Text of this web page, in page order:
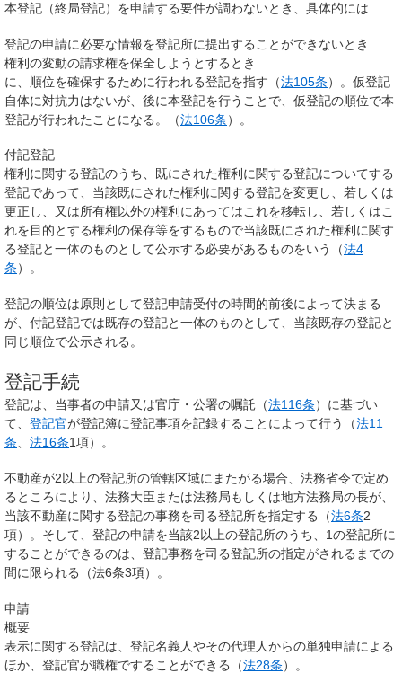
本登記（終局登記）を申請する要件が調わないとき、具体的には
登記の申請に必要な情報を登記所に提出することができないとき
権利の変動の請求権を保全しようとするとき
に、順位を確保するために行われる登記を指す（法105条）。仮登記
自体に対抗力はないが、後に本登記を行うことで、仮登記の順位で本
登記が行われたことになる。（法106条）。
付記登記
権利に関する登記のうち、既にされた権利に関する登記についてする
登記であって、当該既にされた権利に関する登記を変更し、若しくは
更正し、又は所有権以外の権利にあってはこれを移転し、若しくはこ
れを目的とする権利の保存等をするもので当該既にされた権利に関す
る登記と一体のものとして公示する必要があるものをいう（法4
条）。
登記の順位は原則として登記申請受付の時間的前後によって決まる
が、付記登記では既存の登記と一体のものとして、当該既存の登記と
同じ順位で公示される。
登記手続
登記は、当事者の申請又は官庁・公署の嘱託（法116条）に基づい
て、 登記官が登記簿に登記事項を記録することによって行う（法11
条、 法16条1項）。
不動産が2以上の登記所の管轄区域にまたがる場合、法務省令で定め
るところにより、法務大臣または法務局もしくは地方法務局の長が、
当該不動産に関する登記の事務を司る登記所を指定する（法6条2
項）。そして、登記の申請を当該2以上の登記所のうち、1の登記所に
することができるのは、登記事務を司る登記所の指定がされるまでの
間に限られる（法6条3項）。
申請
概要
表示に関する登記は、登記名義人やその代理人からの単独申請による
ほか、登記官が職権ですることができる（法28条）。